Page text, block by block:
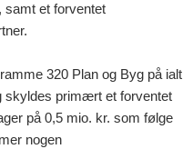
samt et forventet
320 Plan og Byg på ialt
skyldes primært et forventet
på 0,5 mio. kr. som følge
nogen